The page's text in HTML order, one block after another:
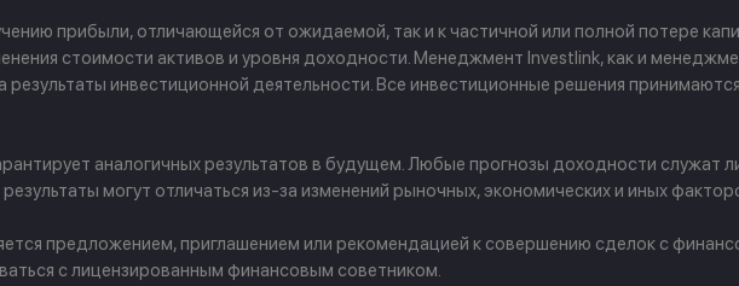
прибыли, отличающейся от ожидаемой, так и к частичной или полной потере
стоимости активов и уровня доходности. Менеджмент Investlink, как и
инвестиционной деятельности. Все инвестиционные решения
аналогичных результатов в будущем. Любые прогнозы доходности служат
могут отличаться из-за изменений рыночных, экономических и иных
предложением, приглашением или рекомендацией к совершению сделок с
с лицензированным финансовым советником.